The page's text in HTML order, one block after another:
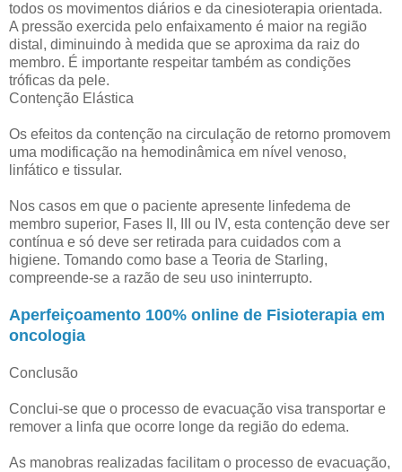
todos os movimentos diários e da cinesioterapia orientada.
A pressão exercida pelo enfaixamento é maior na região
distal, diminuindo à medida que se aproxima da raiz do
membro. É importante respeitar também as condições
tróficas da pele.
Contenção Elástica
Os efeitos da contenção na circulação de retorno promovem
uma modificação na hemodinâmica em nível venoso,
linfático e tissular.
Nos casos em que o paciente apresente linfedema de
membro superior, Fases II, III ou IV, esta contenção deve ser
contínua e só deve ser retirada para cuidados com a
higiene. Tomando como base a Teoria de Starling,
compreende-se a razão de seu uso ininterrupto.
Aperfeiçoamento 100% online de Fisioterapia em
oncologia
Conclusão
Conclui-se que o processo de evacuação visa transportar e
remover a linfa que ocorre longe da região do edema.
As manobras realizadas facilitam o processo de evacuação,